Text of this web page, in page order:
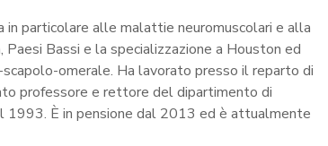
in particolare alle malattie neuromuscolari e alla
Paesi Bassi e la specializzazione a Houston ed
omerale. Ha lavorato presso il reparto di
professore e rettore del dipartimento di
1993. È in pensione dal 2013 ed è attualmente